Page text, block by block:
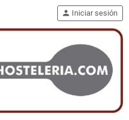
person Iniciar sesión